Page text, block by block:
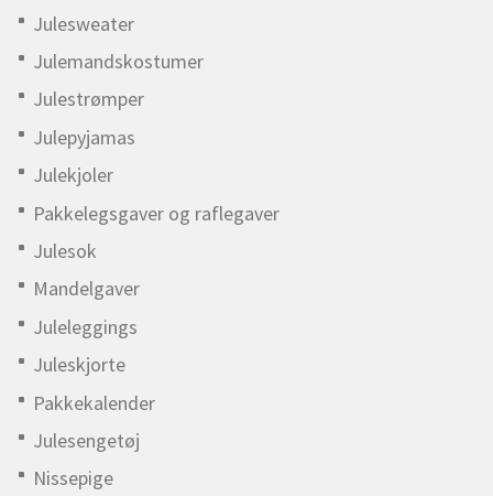
Julesweater
Julemandskostumer
Julestrømper
Julepyjamas
Julekjoler
Pakkelegsgaver og raflegaver
Julesok
Mandelgaver
Juleleggings
Juleskjorte
Pakkekalender
Julesengetøj
Nissepige